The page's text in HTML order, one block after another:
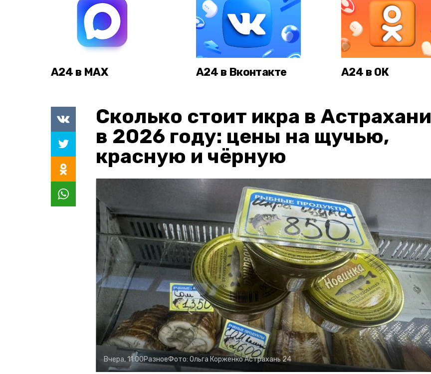
А24 в MAX А24 в Вконтакте А24 в ОК
Сколько стоит икра в Астрахани
в 2026 году: цены на щучью,
красную и чёрную
Вчера, 11:00РазноеФото: Ольга КорженкоАстрахань 24